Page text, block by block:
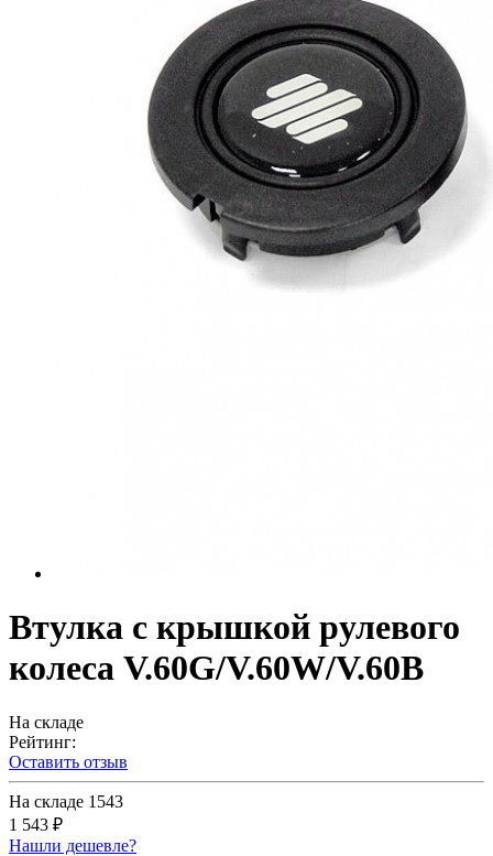
Втулка с крышкой рулевого
колеса V.60G/V.60W/V.60B
На складе
Рейтинг:
Оставить отзыв
На складе 1543
1 543 ₽
Нашли дешевле?